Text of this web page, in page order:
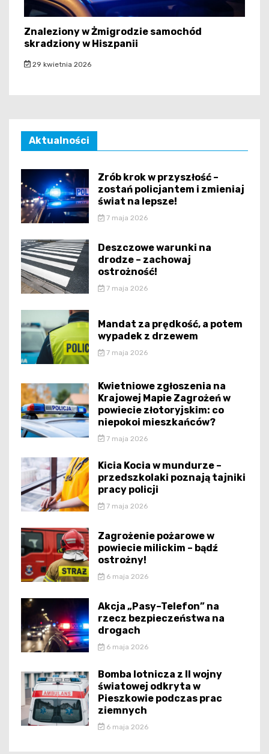
Znaleziony w Żmigrodzie samochód
skradziony w Hiszpanii
29 kwietnia 2026
Aktualności
Zrób krok w przyszłość –
zostań policjantem i zmieniaj
świat na lepsze!
7 maja 2026
Deszczowe warunki na
drodze – zachowaj
ostrożność!
7 maja 2026
Mandat za prędkość, a potem
wypadek z drzewem
7 maja 2026
Kwietniowe zgłoszenia na
Krajowej Mapie Zagrożeń w
powiecie złotoryjskim: co
niepokoi mieszkańców?
7 maja 2026
Kicia Kocia w mundurze –
przedszkolaki poznają tajniki
pracy policji
7 maja 2026
Zagrożenie pożarowe w
powiecie milickim – bądź
ostrożny!
6 maja 2026
Akcja „Pasy–Telefon” na
rzecz bezpieczeństwa na
drogach
6 maja 2026
Bomba lotnicza z II wojny
światowej odkryta w
Pieszkowie podczas prac
ziemnych
6 maja 2026